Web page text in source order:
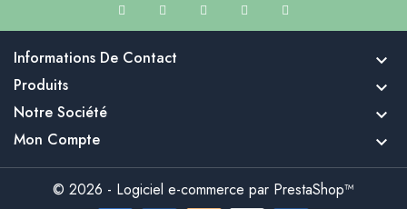
Informations De Contact 
Produits 
Notre Société 
Mon Compte 
© 2026 - Logiciel e-commerce par PrestaShop™